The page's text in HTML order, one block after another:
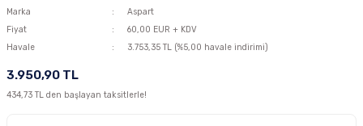
Marka
Aspart
Fiyat
60,00 EUR + KDV
Havale
3.753,35 TL (%5,00 havale indirimi)
3.950,90 TL
434,73 TL den başlayan taksitlerle!